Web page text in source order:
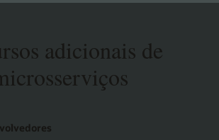
adicionais de